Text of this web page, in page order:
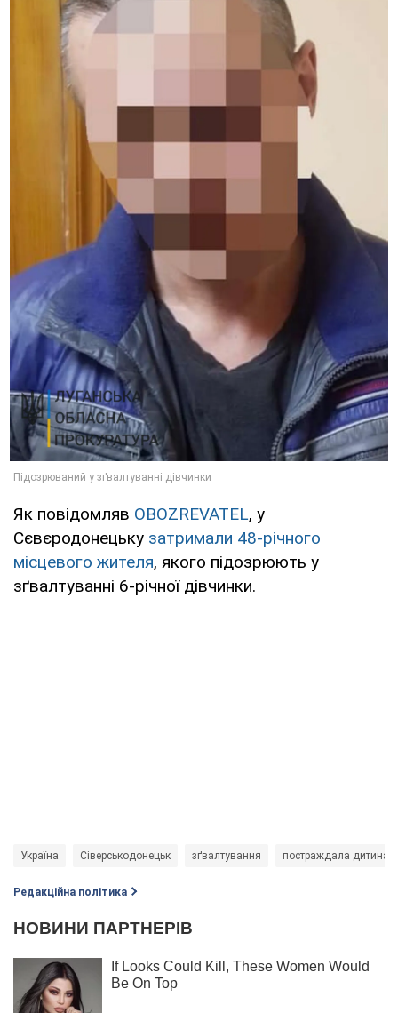
Як повідомляв OBOZREVATEL, у
Сєвєродонецьку затримали 48-річного
місцевого жителя, якого підозрюють у
зґвалтуванні 6-річної дівчинки.
Україна Сіверськодонецьк зґвалтування постраждала дитина
Редакційна політика